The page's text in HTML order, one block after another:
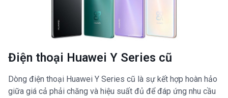
Điện thoại Huawei Y Series cũ
Dòng điện thoại Huawei Y Series cũ là sự kết hợp hoàn hảo
giữa giá cả phải chăng và hiệu suất đủ để đáp ứng nhu cầu